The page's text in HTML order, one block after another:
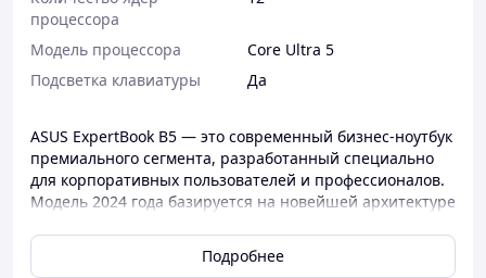
процессора
Модель процессора
Core Ultra 5
Подсветка клавиатуры
Да
ASUS ExpertBook B5 — это современный бизнес-ноутбук
премиального сегмента, разработанный специально
для корпоративных пользователей и профессионалов.
Модель 2024 года базируется на новейшей архитектуре
нейронный процессор для работы с искусственным
интеллектом. Это позволяет ноутбуку эффективнее
Подробнее